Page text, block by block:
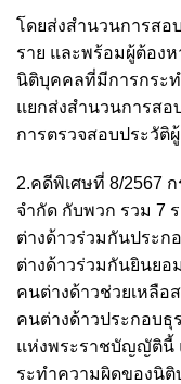
โดยส่งสำนวนการสอ
ราย และพร้อมผู้ต้อง
นิติบุคคลที่มีการกระท
แยกส่งสำนวนการสอ
การตรวจสอบประวัติ
2.คดีพิเศษที่ 8/2567
จำกัด กับพวก รวม 7
ต่างด้าวร่วมกันประก
ต่างด้าวร่วมกันยินย
คนต่างด้าวช่วยเหลือ
คนต่างด้าวประกอบ
แห่งพระราชบัญญัตินี้
ระทำความผิดของนิติ